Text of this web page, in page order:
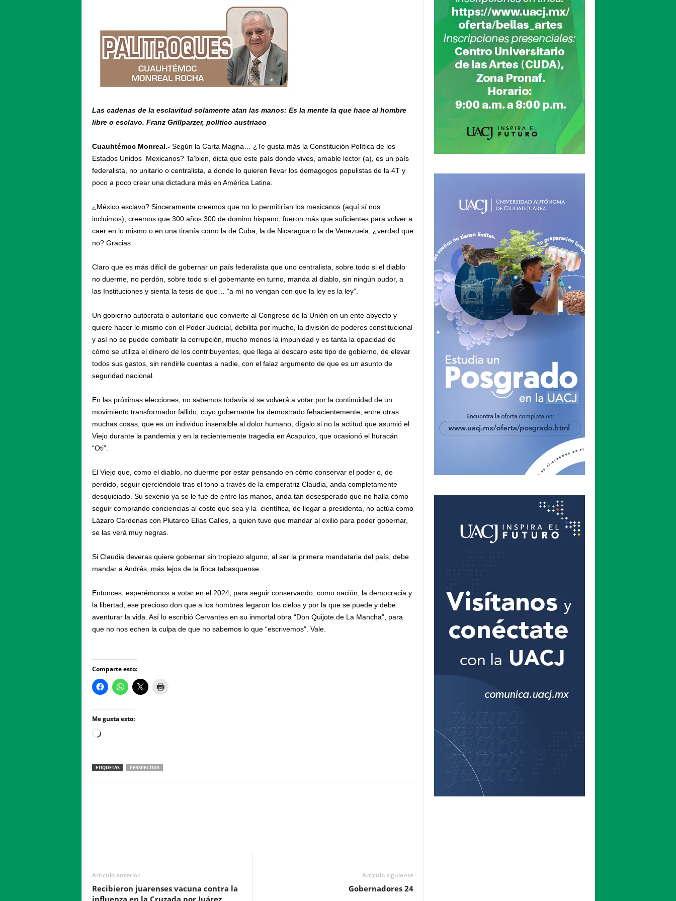
Las cadenas de la esclavitud solamente atan las manos: Es la mente la que hace al hombre
libre o esclavo. Franz Grillparzer, político austriaco
Cuauhtémoc Monreal.-Según la Carta Magna… ¿Te gusta más la Constitución Política de los
Estados Unidos Mexicanos? Ta’bien, dicta que este país donde vives, amable lector (a), es un país
federalista, no unitario o centralista, a donde lo quieren llevar los demagogos populistas de la 4T y
poco a poco crear una dictadura más en América Latina.
¿México esclavo? Sinceramente creemos que no lo permitirían los mexicanos (aquí sí nos
incluimos); creemos que 300 años 300 de domino hispano, fueron más que suficientes para volver a
caer en lo mismo o en una tiranía como la de Cuba, la de Nicaragua o la de Venezuela, ¿verdad que
no? Gracias.
Claro que es más difícil de gobernar un país federalista que uno centralista, sobre todo si el diablo
no duerme, no perdón, sobre todo si el gobernante en turno, manda al diablo, sin ningún pudor, a
las Instituciones y sienta la tesis de que… “a mí no vengan con que la ley es la ley”.
Un gobierno autócrata o autoritario que convierte al Congreso de la Unión en un ente abyecto y
quiere hacer lo mismo con el Poder Judicial, debilita por mucho, la división de poderes constitucional
y así no se puede combatir la corrupción, mucho menos la impunidad y es tanta la opacidad de
cómo se utiliza el dinero de los contribuyentes, que llega al descaro este tipo de gobierno, de elevar
todos sus gastos, sin rendirle cuentas a nadie, con el falaz argumento de que es un asunto de
seguridad nacional.
En las próximas elecciones, no sabemos todavía si se volverá a votar por la continuidad de un
movimiento transformador fallido, cuyo gobernante ha demostrado fehacientemente, entre otras
muchas cosas, que es un individuo insensible al dolor humano, dígalo si no la actitud que asumió el
Viejo durante la pandemia y en la recientemente tragedia en Acapulco, que ocasionó el huracán
“Oti”.
El Viejo que, como el diablo, no duerme por estar pensando en cómo conservar el poder o, de
perdido, seguir ejerciéndolo tras el tono a través de la emperatriz Claudia, anda completamente
desquiciado. Su sexenio ya se le fue de entre las manos, anda tan desesperado que no halla cómo
seguir comprando conciencias al costo que sea y la científica, de llegar a presidenta, no actúa como
Lázaro Cárdenas con Plutarco Elías Calles, a quien tuvo que mandar al exilio para poder gobernar,
se las verá muy negras.
Si Claudia deveras quiere gobernar sin tropiezo alguno, al ser la primera mandataria del país, debe
mandar a Andrés, más lejos de la finca tabasquense.
Entonces, esperémonos a votar en el 2024, para seguir conservando, como nación, la democracia y
la libertad, ese precioso don que a los hombres legaron los cielos y por la que se puede y debe
aventurar la vida. Así lo escribió Cervantes en su inmortal obra “Don Quijote de La Mancha”, para
que no nos echen la culpa de que no sabemos lo que “escrivemos”. Vale.
Comparte esto:
Me gusta esto:
Loading…
ETIQUETAS PERSPECTIVA
Artículo anterior
Recibieron juarenses vacuna contra la
influenza en la Cruzada por Juárez
Artículo siguiente
Gobernadores 24